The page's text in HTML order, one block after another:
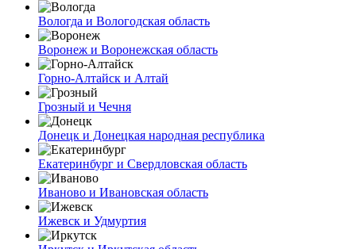
Вологда и Вологодская область
Воронеж и Воронежская область
Горно-Алтайск и Алтай
Грозный и Чечня
Донецк и Донецкая народная республика
Екатеринбург и Свердловская область
Иваново и Ивановская область
Ижевск и Удмуртия